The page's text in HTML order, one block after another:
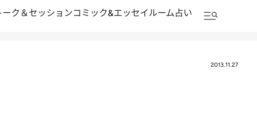
ーク＆セッションコミック&エッセイルーム占い
2013.11.27